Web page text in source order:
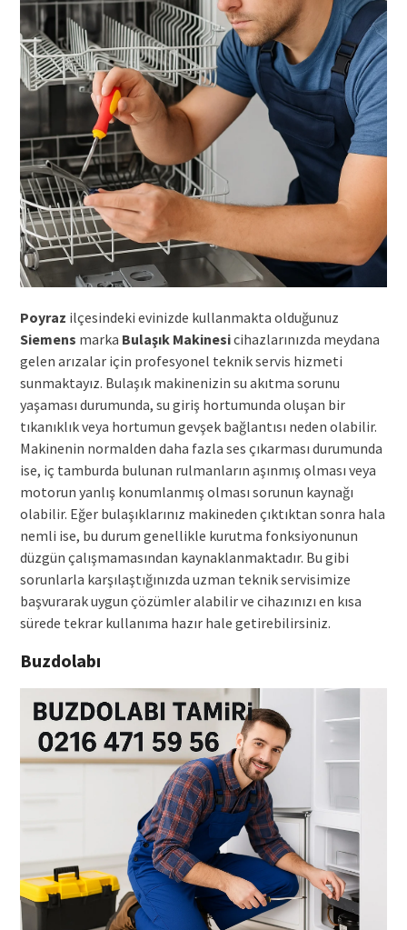
Poyraz ilçesindeki evinizde kullanmakta olduğunuz
Siemens marka Bulaşık Makinesicihazlarınızda meydana
gelen arızalar için profesyonel teknik servis hizmeti
sunmaktayız. Bulaşık makinenizin su akıtma sorunu
yaşaması durumunda, su giriş hortumunda oluşan bir
tıkanıklık veya hortumun gevşek bağlantısı neden olabilir.
Makinenin normalden daha fazla ses çıkarması durumunda
ise, iç tamburda bulunan rulmanların aşınmış olması veya
motorun yanlış konumlanmış olması sorunun kaynağı
olabilir. Eğer bulaşıklarınız makineden çıktıktan sonra hala
nemli ise, bu durum genellikle kurutma fonksiyonunun
düzgün çalışmamasından kaynaklanmaktadır. Bu gibi
sorunlarla karşılaştığınızda uzman teknik servisimize
başvurarak uygun çözümler alabilir ve cihazınızı en kısa
sürede tekrar kullanıma hazır hale getirebilirsiniz.
Buzdolabı